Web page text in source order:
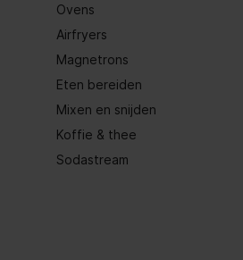
Ovens
Airfryers
Magnetrons
Eten bereiden
Mixen en snijden
Koffie & thee
Sodastream